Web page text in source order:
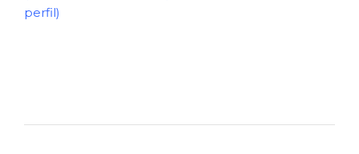
perfil)